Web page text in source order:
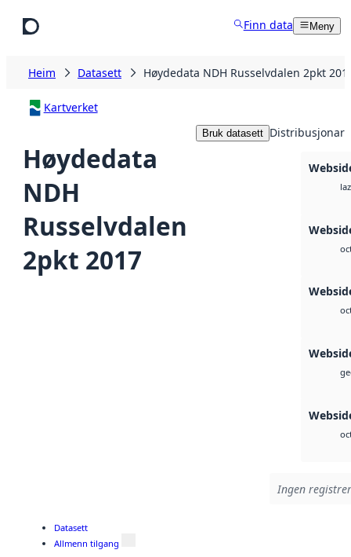
Finn data Meny
Heim Datasett Høydedata NDH Russelvdalen 2pkt
Kartverket
Høydedata
NDH
Russelvdalen
2pkt 2017
Bruk datasett Distribusjonar
laz
Ingen
Datasett
Allmenn tilgang